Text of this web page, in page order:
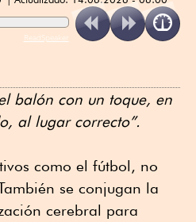
ReadSpeaker
balón con un toque, en
al lugar correcto”.
como el fútbol, no
se conjugan la
cerebral para